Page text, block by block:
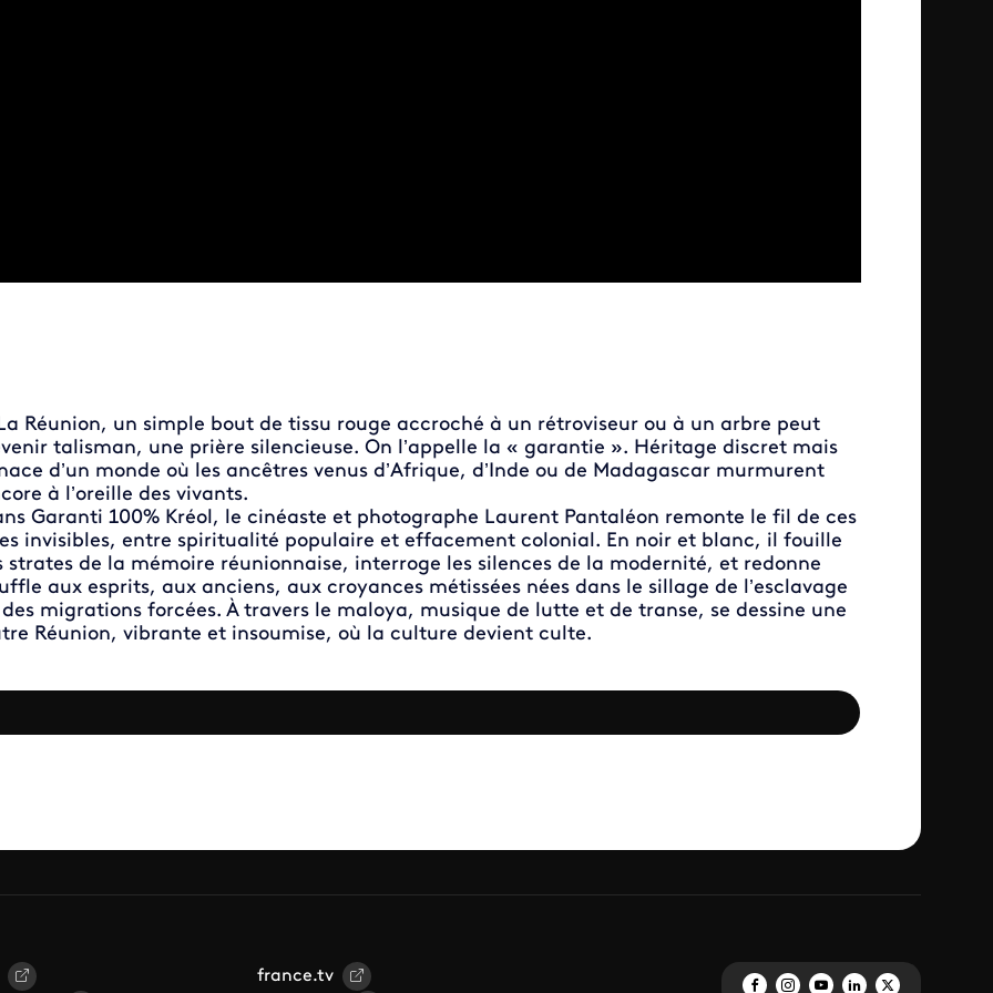
Réunion, un simple bout de tissu rouge accroché à un rétroviseur ou à un arbre peut
talisman, une prière silencieuse. On l’appelle la « garantie ». Héritage discret mais
d’un monde où les ancêtres venus d’Afrique, d’Inde ou de Madagascar murmurent
à l’oreille des vivants.
Garanti 100% Kréol, le cinéaste et photographe Laurent Pantaléon remonte le fil de ces
invisibles, entre spiritualité populaire et effacement colonial. En noir et blanc, il fouille
strates de la mémoire réunionnaise, interroge les silences de la modernité, et redonne
aux esprits, aux anciens, aux croyances métissées nées dans le sillage de l’esclavage
migrations forcées. À travers le maloya, musique de lutte et de transe, se dessine une
Réunion, vibrante et insoumise, où la culture devient culte.
france.tv